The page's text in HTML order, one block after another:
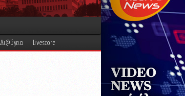
Δι@ύγεια Livescore